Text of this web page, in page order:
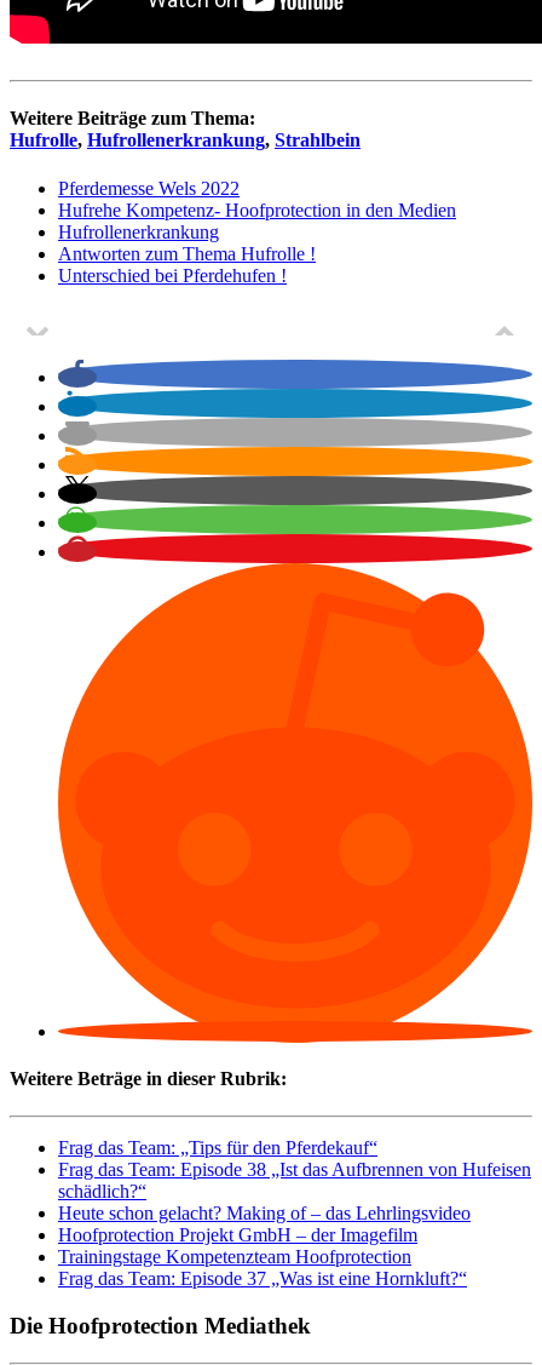
Weitere Beiträge zum Thema:
Hufrolle, Hufrollenerkrankung, Strahlbein
Pferdemesse Wels 2022
Hufrehe Kompetenz- Hoofprotection in den Medien
Hufrollenerkrankung
Antworten zum Thema Hufrolle !
Unterschied bei Pferdehufen !
Weitere Beträge in dieser Rubrik:
Frag das Team: „Tips für den Pferdekauf“
Frag das Team: Episode 38 „Ist das Aufbrennen von Hufeisen
schädlich?“
Heute schon gelacht? Making of – das Lehrlingsvideo
Hoofprotection Projekt GmbH – der Imagefilm
Trainingstage Kompetenzteam Hoofprotection
Frag das Team: Episode 37 „Was ist eine Hornkluft?“
Die Hoofprotection Mediathek